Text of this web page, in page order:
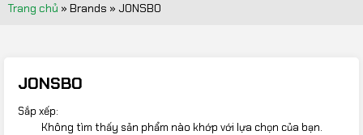
Trang chủ » Brands » JONSBO
JONSBO
Sắp xếp:
Không tìm thấy sản phẩm nào khớp với lựa chọn của bạn.